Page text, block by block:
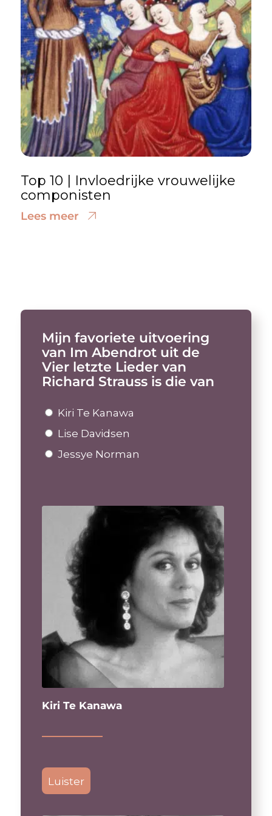
Top 10 | Invloedrijke vrouwelijke
componisten
Lees meer
Mijn favoriete uitvoering
van Im Abendrot uit de
Vier letzte Lieder van
Richard Strauss is die van
Kiri Te Kanawa
Lise Davidsen
Jessye Norman
Kiri Te Kanawa
Luister